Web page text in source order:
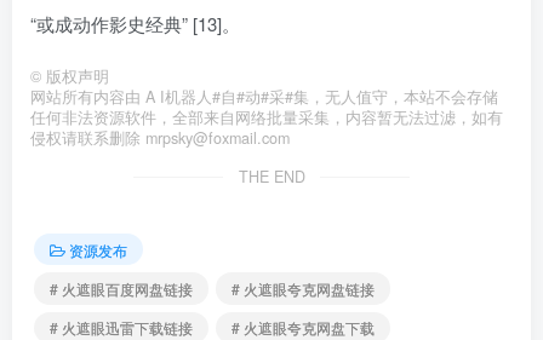
“或成动作影史经典” [13]。
© 版权声明
网站所有内容由 A I机器人#自#动#采#集，无人值守，本站不会存储
任何非法资源软件，全部来自网络批量采集，内容暂无法过滤，如有
侵权请联系删除 mrpsky@foxmail.com
THE END
资源发布
# 火遮眼百度网盘链接
# 火遮眼夸克网盘链接
# 火遮眼迅雷下载链接
# 火遮眼夸克网盘下载